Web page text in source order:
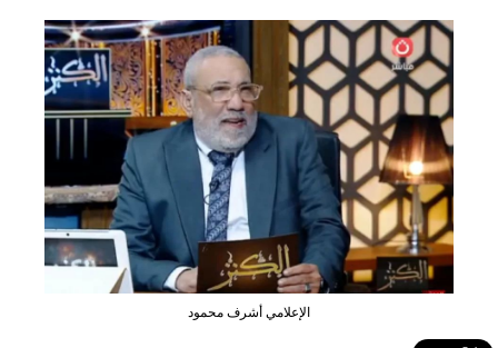
الإعلامي أشرف محمود